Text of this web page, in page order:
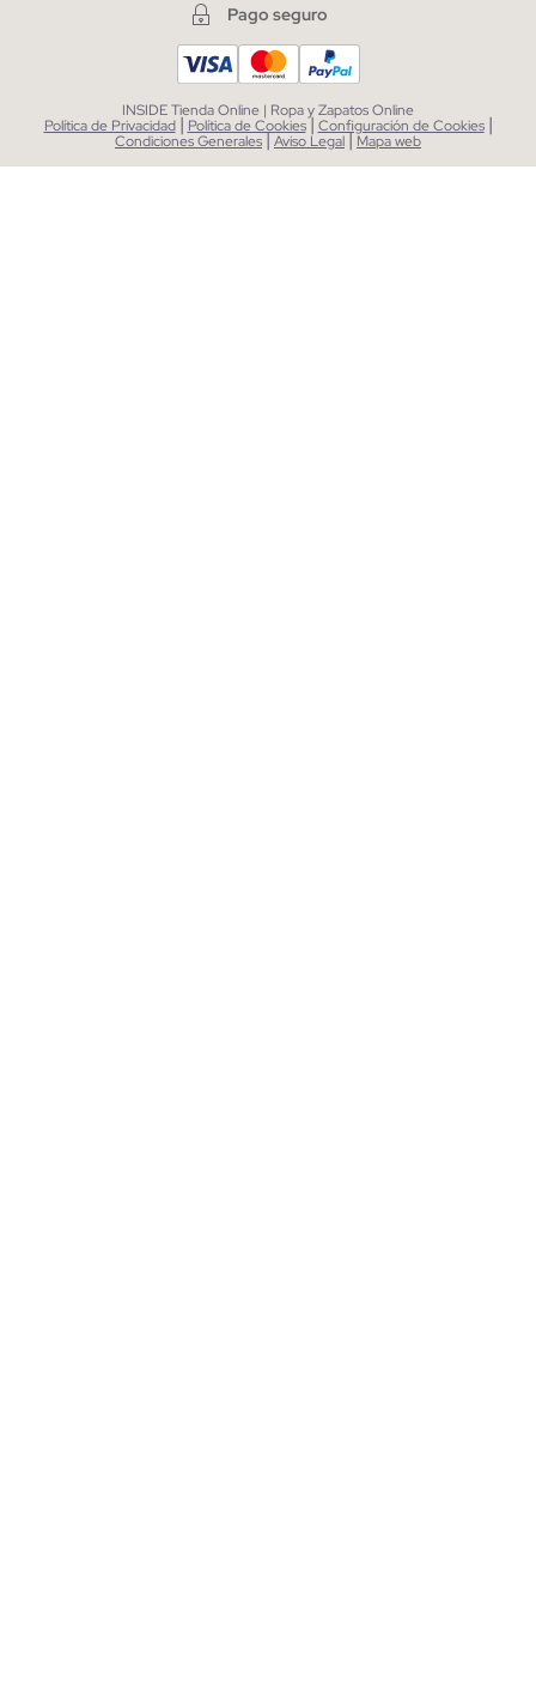
Pago seguro
INSIDE Tienda Online | Ropa y Zapatos Online
Política de Privacidad | Política de Cookies| Configuración de Cookies |
Condiciones Generales|Aviso Legal| Mapa web